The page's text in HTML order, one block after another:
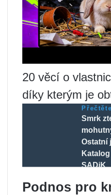
20 věcí o
díky kterým je
Smrk
Ostatní
Katalog
SADiK
Podnos pro